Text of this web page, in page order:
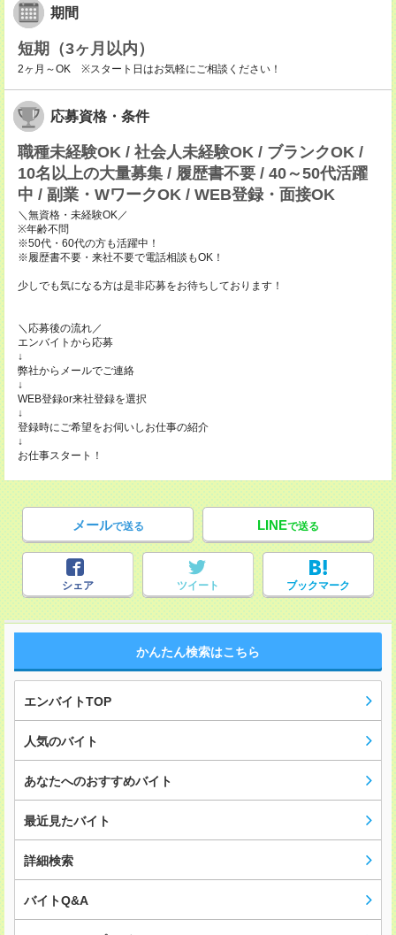
期間
短期（3ヶ月以内）
2ヶ月～OK ※スタート日はお気軽にご相談ください！
応募資格・条件
職種未経験OK / 社会人未経験OK / ブランクOK /
10名以上の大量募集 / 履歴書不要 / 40～50代活躍
中 / 副業・WワークOK / WEB登録・面接OK
＼無資格・未経験OK／
※年齢不問
※50代・60代の方も活躍中！
※履歴書不要・来社不要で電話相談もOK！
少しでも気になる方は是非応募をお待ちしております！
＼応募後の流れ／
エンバイトから応募
↓
弊社からメールでご連絡
↓
WEB登録or来社登録を選択
↓
登録時にご希望をお伺いしお仕事の紹介
↓
お仕事スタート！
メールで送る LINEで送る
シェア ツイート ブックマーク
かんたん検索はこちら
エンバイトTOP
人気のバイト
あなたへのおすすめバイト
最近見たバイト
詳細検索
バイトQ&A